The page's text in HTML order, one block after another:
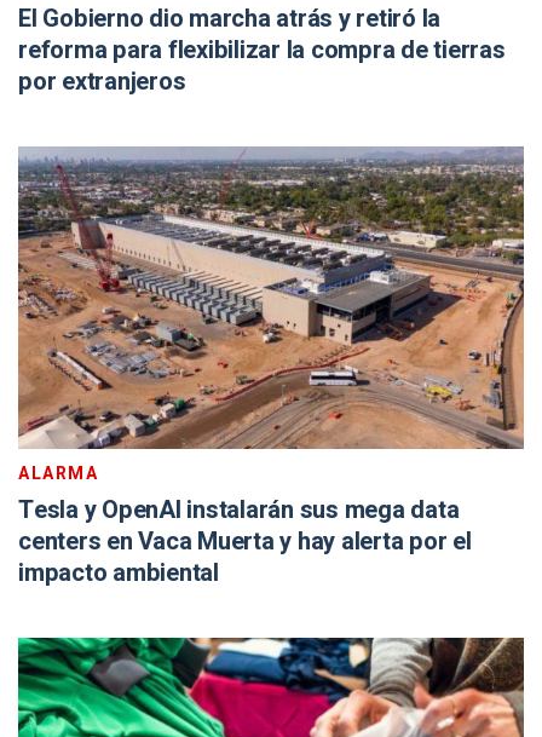
El Gobierno dio marcha atrás y retiró la
reforma para flexibilizar la compra de tierras
por extranjeros
ALARMA
Tesla y OpenAI instalarán sus mega data
centers en Vaca Muerta y hay alerta por el
impacto ambiental